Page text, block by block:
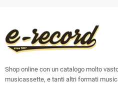
Shop online con un catalogo molto
musicassette, e tanti altri formati